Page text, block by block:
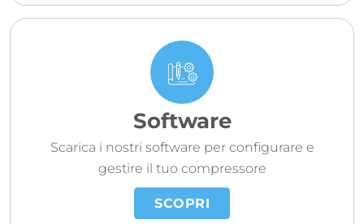
Software
Scarica i nostri software per configurare e
gestire il tuo compressore
SCOPRI